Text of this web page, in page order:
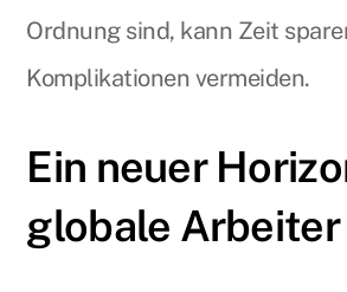
Ordnung sind, kann Zeit
Komplikationen vermeiden.
Ein neuer
globale Arbeiter